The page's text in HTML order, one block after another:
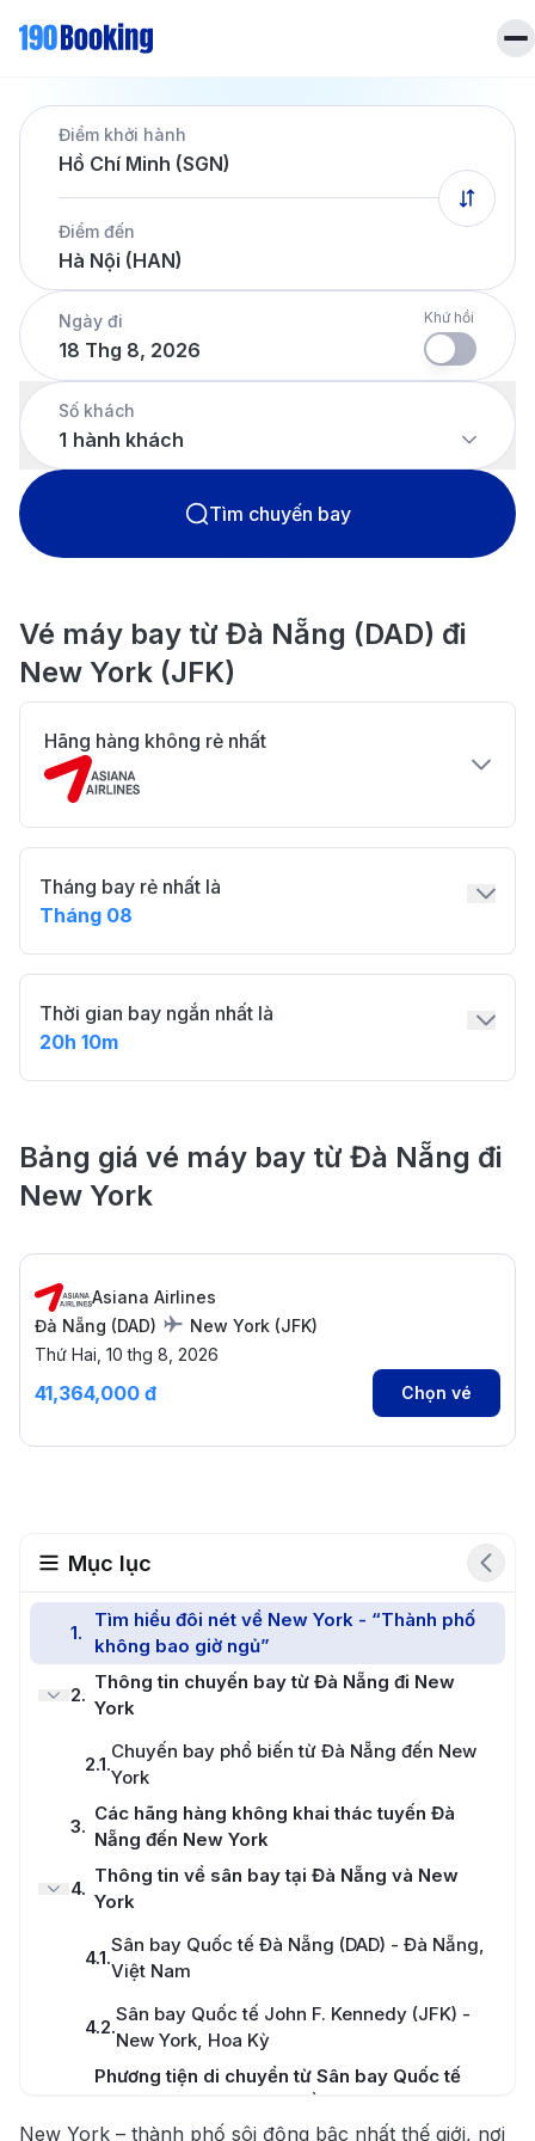
Trang chủ
Vé máy bay
Dịch vụ
Khách sạn
Tin tứcLiên hệ
Hotline
028 7303 6167
Tiếng Việt
Điểm khởi hành
Hồ Chí Minh (SGN)
Điểm đến
Hà Nội (HAN)
Ngày đi
18 Thg 8, 2026
Khứ hồi
Số khách
1 hành khách
Tìm chuyến bay
Vé máy bay từ Đà Nẵng (DAD) đi
New York (JFK)
Hãng hàng không rẻ nhất
Tháng bay rẻ nhất là
Tháng 08
Thời gian bay ngắn nhất là
20h 10m
Bảng giá vé máy bay từ Đà Nẵng đi
New York
Asiana Airlines
Đà Nẵng (DAD) New York (JFK)
Thứ Hai, 10 thg 8, 2026
41,364,000 đ Chọn vé
Mục lục
1.
Tìm hiểu đôi nét về New York - “Thành phố
không bao giờ ngủ”
2.
Thông tin chuyến bay từ Đà Nẵng đi New
York
2.1.
Chuyến bay phổ biến từ Đà Nẵng đến New
York
3.
Các hãng hàng không khai thác tuyến Đà
Nẵng đến New York
4.
Thông tin về sân bay tại Đà Nẵng và New
York
4.1.
Sân bay Quốc tế Đà Nẵng (DAD) - Đà Nẵng,
Việt Nam
4.2.
Sân bay Quốc tế John F. Kennedy (JFK) -
New York, Hoa Kỳ
Phương tiện di chuyển từ Sân bay Quốc tế
John F. Kennedy (JFK) về trung tâm thành
phố
New York – thành phố sôi động bậc nhất thế giới, nơi